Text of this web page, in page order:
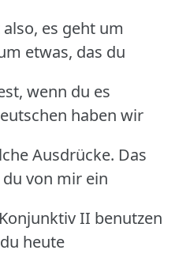
es geht um
etwas, das du
wenn du es
haben wir
Ausdrücke. Das
von mir ein
II benutzen
heute